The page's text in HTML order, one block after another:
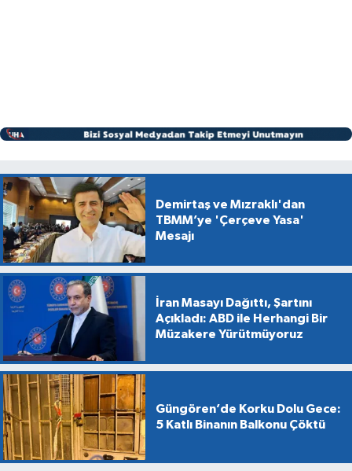
Demirtaş ve Mızraklı'dan
TBMM’ye 'Çerçeve Yasa'
Mesajı
İran Masayı Dağıttı, Şartını
Açıkladı: ABD ile Herhangi Bir
Müzakere Yürütmüyoruz
Güngören’de Korku Dolu Gece:
5 Katlı Binanın Balkonu Çöktü